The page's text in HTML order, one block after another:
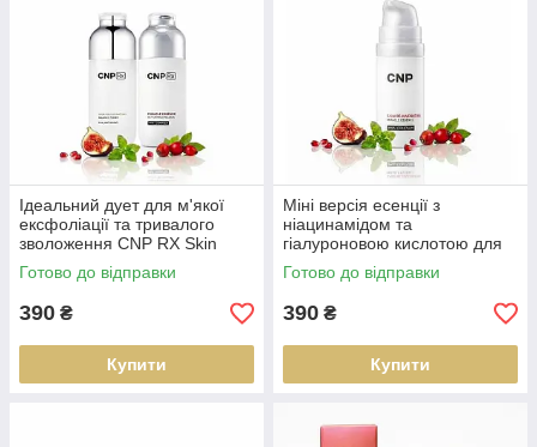
Ідеальний дует для м'якої
ексфоліації та тривалого
зволоження CNP RX Skin
Rejuvenating Balance Toner &
Emulsion 20 ml + 20 ml
Готово до відправки
390 ₴
Купити
Міні версія есенції з
ніацинамідом та
гіалуроновою кислотою для
щоденного догляду CNP RX
Skin Rejuvenating Miracle
Готово до відправки
390 ₴
Купити